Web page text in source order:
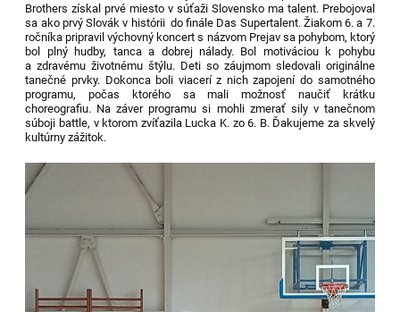
Brothers získal prvé miesto v súťaži Slovensko ma talent. Prebojoval
sa ako prvý Slovák v histórii do finále Das Supertalent. Žiakom 6. a 7.
ročníka pripravil výchovný koncert s názvom Prejav sa pohybom, ktorý
bol plný hudby, tanca a dobrej nálady. Bol motiváciou k pohybu
a zdravému životnému štýlu. Deti so záujmom sledovali originálne
tanečné prvky. Dokonca boli viacerí z nich zapojení do samotného
programu, počas ktorého sa mali možnosť naučiť krátku
choreografiu. Na záver programu si mohli zmerať sily v tanečnom
súboji battle, v ktorom zvíťazila Lucka K. zo 6. B. Ďakujeme za skvelý
kultúrny zážitok.